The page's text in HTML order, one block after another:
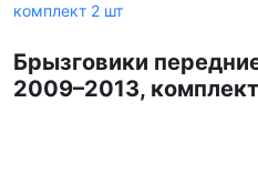
комплект 2 шт
Брызговики
2009–2013,